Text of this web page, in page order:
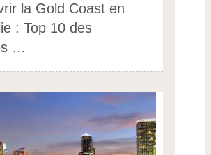
la Gold Coast en
: Top 10 des
…